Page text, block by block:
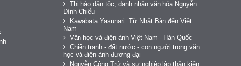
Thi hào dân tộc, danh nhân văn hóa Nguyễn
Đình Chiểu
Kawabata Yasunari: Từ Nhật Bản đến Việt
Nam
Văn học và điện ảnh Việt Nam - Hàn Quốc
Chiến tranh - đất nước - con người trong văn
học và điện ảnh đương đại
Nguyễn Công Trứ và sự nghiệp lập thân kiến